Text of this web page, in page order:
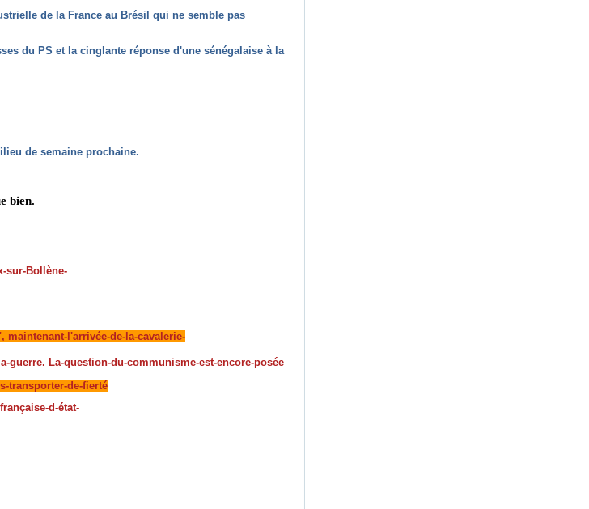
de la France au Brésil qui ne semble pas
du PS et la cinglante réponse d'une sénégalaise à la
de semaine prochaine.
bien.
sur-Bollène-
maintenant-l'arrivée-de-la-cavalerie-
guerre. La-question-du-communisme-est-encore-posée
transporter-de-fierté
d-état-